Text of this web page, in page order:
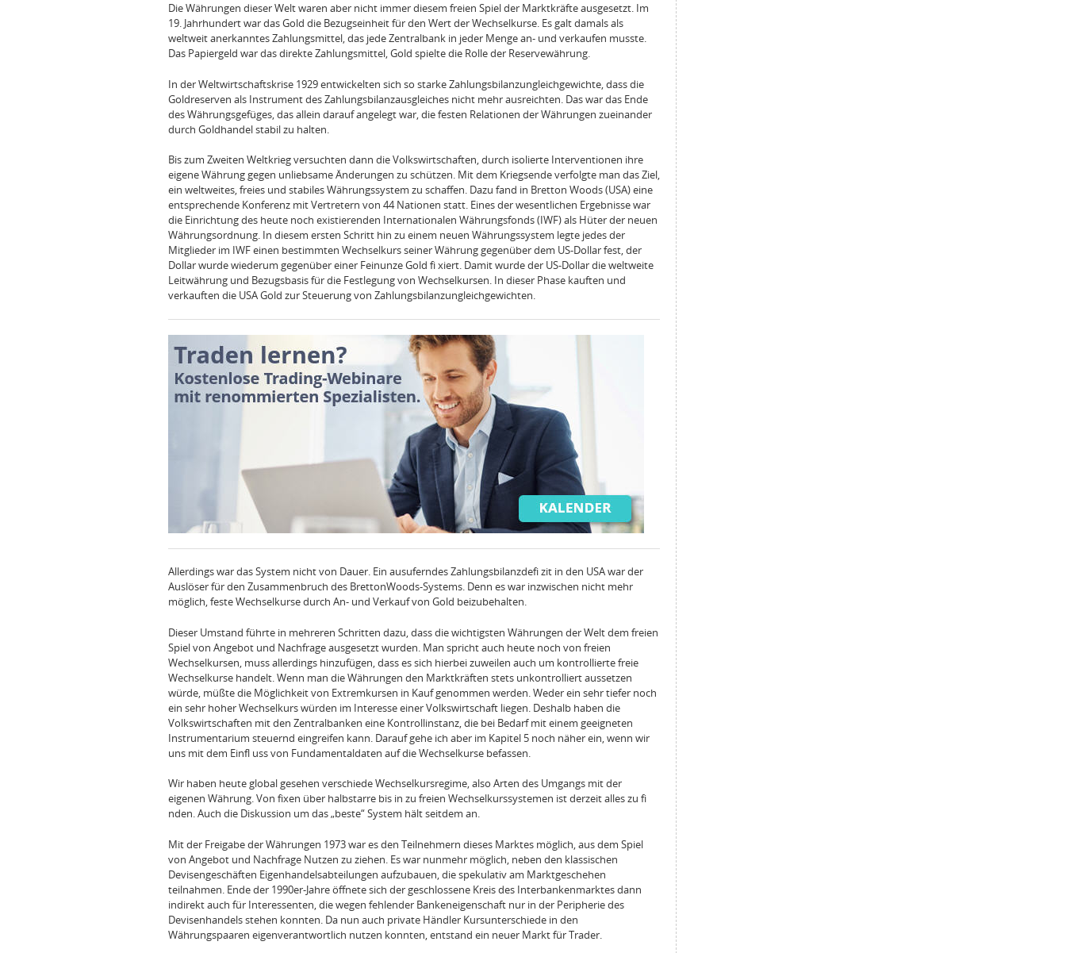
Die Währungen dieser Welt waren aber nicht immer diesem freien Spiel der Marktkräfte ausgesetzt. Im
19. Jahrhundert war das Gold die Bezugseinheit für den Wert der Wechselkurse. Es galt damals als
weltweit anerkanntes Zahlungsmittel, das jede Zentralbank in jeder Menge an- und verkaufen musste.
Das Papiergeld war das direkte Zahlungsmittel, Gold spielte die Rolle der Reservewährung.
In der Weltwirtschaftskrise 1929 entwickelten sich so starke Zahlungsbilanzungleichgewichte, dass die
Goldreserven als Instrument des Zahlungsbilanzausgleiches nicht mehr ausreichten. Das war das Ende
des Währungsgefüges, das allein darauf angelegt war, die festen Relationen der Währungen zueinander
durch Goldhandel stabil zu halten.
Bis zum Zweiten Weltkrieg versuchten dann die Volkswirtschaften, durch isolierte Interventionen ihre
eigene Währung gegen unliebsame Änderungen zu schützen. Mit dem Kriegsende verfolgte man das Ziel,
ein weltweites, freies und stabiles Währungssystem zu schaffen. Dazu fand in Bretton Woods (USA) eine
entsprechende Konferenz mit Vertretern von 44 Nationen statt. Eines der wesentlichen Ergebnisse war
die Einrichtung des heute noch existierenden Internationalen Währungsfonds (IWF) als Hüter der neuen
Währungsordnung. In diesem ersten Schritt hin zu einem neuen Währungssystem legte jedes der
Mitglieder im IWF einen bestimmten Wechselkurs seiner Währung gegenüber dem US-Dollar fest, der
Dollar wurde wiederum gegenüber einer Feinunze Gold fi xiert. Damit wurde der US-Dollar die weltweite
Leitwährung und Bezugsbasis für die Festlegung von Wechselkursen. In dieser Phase kauften und
verkauften die USA Gold zur Steuerung von Zahlungsbilanzungleichgewichten.
Allerdings war das System nicht von Dauer. Ein ausuferndes Zahlungsbilanzdefi zit in den USA war der
Auslöser für den Zusammenbruch des BrettonWoods-Systems. Denn es war inzwischen nicht mehr
möglich, feste Wechselkurse durch An- und Verkauf von Gold beizubehalten.
Dieser Umstand führte in mehreren Schritten dazu, dass die wichtigsten Währungen der Welt dem freien
Spiel von Angebot und Nachfrage ausgesetzt wurden. Man spricht auch heute noch von freien
Wechselkursen, muss allerdings hinzufügen, dass es sich hierbei zuweilen auch um kontrollierte freie
Wechselkurse handelt. Wenn man die Währungen den Marktkräften stets unkontrolliert aussetzen
würde, müßte die Möglichkeit von Extremkursen in Kauf genommen werden. Weder ein sehr tiefer noch
ein sehr hoher Wechselkurs würden im Interesse einer Volkswirtschaft liegen. Deshalb haben die
Volkswirtschaften mit den Zentralbanken eine Kontrollinstanz, die bei Bedarf mit einem geeigneten
Instrumentarium steuernd eingreifen kann. Darauf gehe ich aber im Kapitel 5 noch näher ein, wenn wir
uns mit dem Einfl uss von Fundamentaldaten auf die Wechselkurse befassen.
Wir haben heute global gesehen verschiede Wechselkursregime, also Arten des Umgangs mit der
eigenen Währung. Von fixen über halbstarre bis in zu freien Wechselkurssystemen ist derzeit alles zu fi
nden. Auch die Diskussion um das „beste“ System hält seitdem an.
Mit der Freigabe der Währungen 1973 war es den Teilnehmern dieses Marktes möglich, aus dem Spiel
von Angebot und Nachfrage Nutzen zu ziehen. Es war nunmehr möglich, neben den klassischen
Devisengeschäften Eigenhandelsabteilungen aufzubauen, die spekulativ am Marktgeschehen
teilnahmen. Ende der 1990er-Jahre öffnete sich der geschlossene Kreis des Interbankenmarktes dann
indirekt auch für Interessenten, die wegen fehlender Bankeneigenschaft nur in der Peripherie des
Devisenhandels stehen konnten. Da nun auch private Händler Kursunterschiede in den
Währungspaaren eigenverantwortlich nutzen konnten, entstand ein neuer Markt für Trader.